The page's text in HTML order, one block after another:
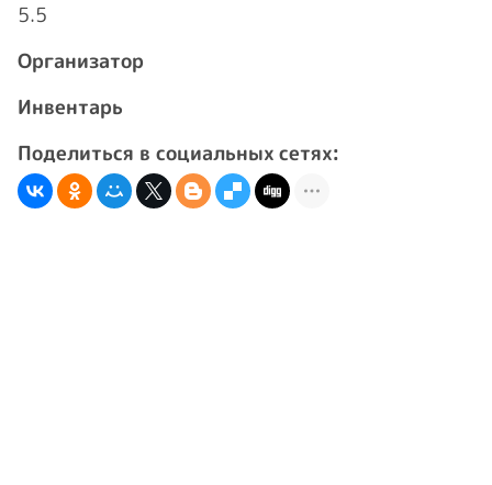
5.5
Организатор
Инвентарь
Поделиться в социальных сетях: